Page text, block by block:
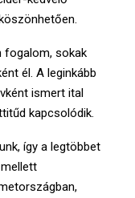
fogalom, sokak
él. A leginkább
ismert ital
kapcsolódik.
így a legtöbbet